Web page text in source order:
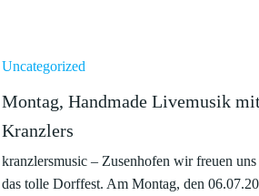
Uncategorized
Montag, Handmade Livemusik
Kranzlers
kranzlersmusic – Zusenhofen wir freuen
das tolle Dorffest. Am Montag, den